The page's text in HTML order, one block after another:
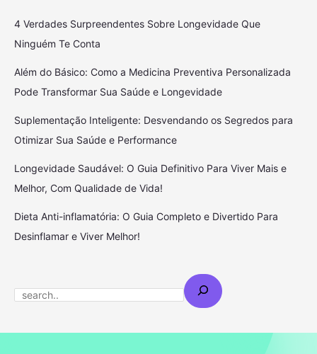
4 Verdades Surpreendentes Sobre Longevidade Que
Ninguém Te Conta
Além do Básico: Como a Medicina Preventiva Personalizada
Pode Transformar Sua Saúde e Longevidade
Suplementação Inteligente: Desvendando os Segredos para
Otimizar Sua Saúde e Performance
Longevidade Saudável: O Guia Definitivo Para Viver Mais e
Melhor, Com Qualidade de Vida!
Dieta Anti-inflamatória: O Guia Completo e Divertido Para
Desinflamar e Viver Melhor!
e